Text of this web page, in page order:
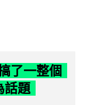
了一整個
話題